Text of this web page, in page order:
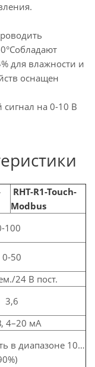
для влажности и
оснащен
на 0-10 В
RHT-R1-Touch-
Modbus
100
0-50
24 В пост.
3,6
4–20 мА
в диапазоне 10…